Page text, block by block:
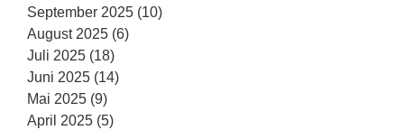
September 2025 (10)
August 2025 (6)
Juli 2025 (18)
Juni 2025 (14)
Mai 2025 (9)
April 2025 (5)